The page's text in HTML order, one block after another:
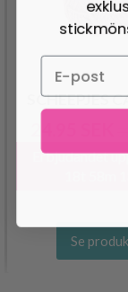
SCHEEPJES
Erbjudandet
Se